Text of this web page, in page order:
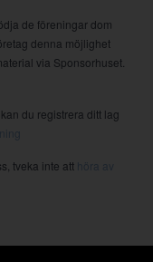
de föreningar dom
denna möjlighet
via Sponsorhuset.
du registrera ditt lag
tveka inte att höra av